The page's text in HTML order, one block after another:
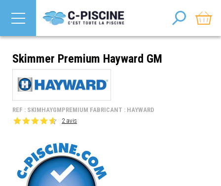
Skimmer Premium Hayward GM
2 avis
REF : SKIMHAYGMPREMIUM FABRICANT : HAYWARD